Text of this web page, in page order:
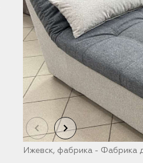
Ижевск, фабрика - Фабрика